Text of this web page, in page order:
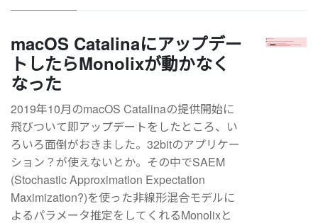
macOS Catalinaにアップデー
トしたらMonolixが動かなく
なった
2019年10月のmacOS Catalinaの提供開始に
飛びついて即アップデートをしたところ、い
ろいろ面倒がおきました。32bitのアプリケー
ション？が使えないとか。その中でSAEM
(Stochastic Approximation Expectation
Maximization?)を使った非線形混合モデルに
よるパラメータ推定をしてくれるMonolixと